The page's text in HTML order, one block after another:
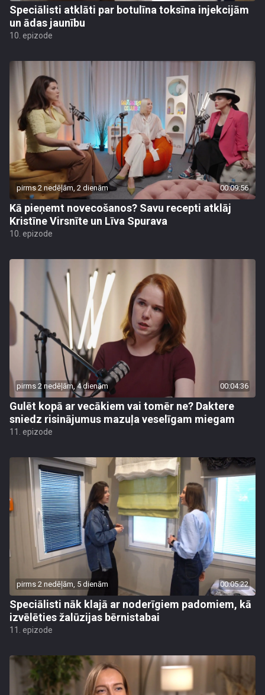
Speciālisti atklāti par botulīna toksīna injekcijām
un ādas jaunību
10. epizode
pirms 2 nedēļām, 2 dienām 00:09:56
Kā pieņemt novecošanos? Savu recepti atklāj
Kristīne Virsnīte un Līva Spurava
10. epizode
pirms 2 nedēļām, 4 dienām 00:04:36
Gulēt kopā ar vecākiem vai tomēr ne? Daktere
sniedz risinājumus mazuļa veselīgam miegam
11. epizode
pirms 2 nedēļām, 5 dienām 00:05:22
Speciālisti nāk klajā ar noderīgiem padomiem, kā
izvēlēties žalūzijas bērnistabai
11. epizode